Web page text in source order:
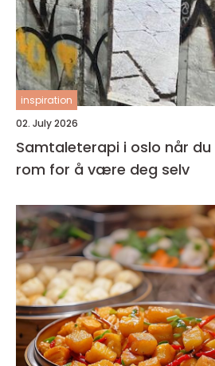
inspiration
02. July 2026
Samtaleterapi i oslo når du trenger et trygt
rom for å være deg selv